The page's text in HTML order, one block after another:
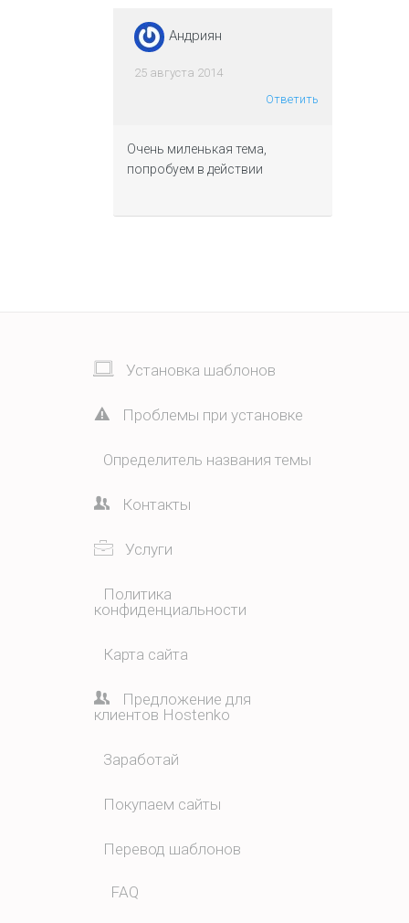
Андриян
25 августа 2014
Ответить
Очень миленькая тема,
попробуем в действии
Установка шаблонов
Проблемы при установке
Определитель названия темы
Контакты
Услуги
Политика
конфиденциальности
Карта сайта
Предложение для
клиентов Hostenko
Заработай
Покупаем сайты
Перевод шаблонов
FAQ